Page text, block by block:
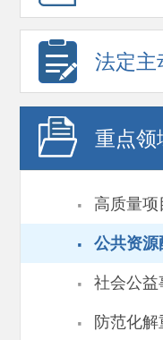
法定主
重点领
· 高质量项
· 公共资源
· 社会公益
· 防范化